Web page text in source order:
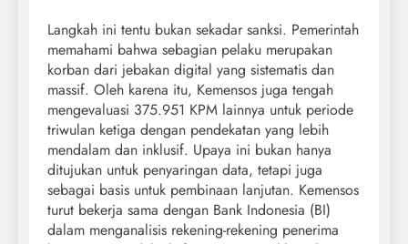
Langkah ini tentu bukan sekadar sanksi. Pemerintah
memahami bahwa sebagian pelaku merupakan
korban dari jebakan digital yang sistematis dan
massif. Oleh karena itu, Kemensos juga tengah
mengevaluasi 375.951 KPM lainnya untuk periode
triwulan ketiga dengan pendekatan yang lebih
mendalam dan inklusif. Upaya ini bukan hanya
ditujukan untuk penyaringan data, tetapi juga
sebagai basis untuk pembinaan lanjutan. Kemensos
turut bekerja sama dengan Bank Indonesia (BI)
dalam menganalisis rekening-rekening penerima